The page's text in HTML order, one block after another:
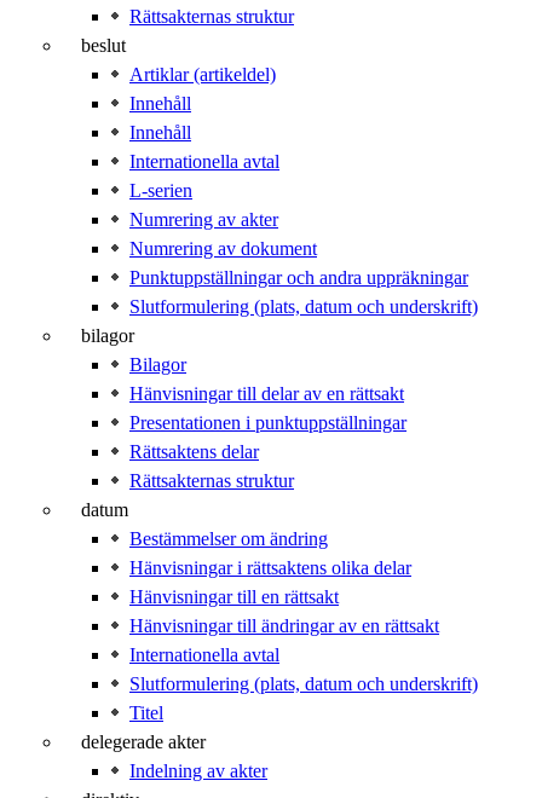
Rättsakternas struktur
beslut
Artiklar (artikeldel)
Innehåll
Innehåll
Internationella avtal
L-serien
Numrering av akter
Numrering av dokument
Punktuppställningar och andra uppräkningar
Slutformulering (plats, datum och underskrift)
bilagor
Bilagor
Hänvisningar till delar av en rättsakt
Presentationen i punktuppställningar
Rättsaktens delar
Rättsakternas struktur
datum
Bestämmelser om ändring
Hänvisningar i rättsaktens olika delar
Hänvisningar till en rättsakt
Hänvisningar till ändringar av en rättsakt
Internationella avtal
Slutformulering (plats, datum och underskrift)
Titel
delegerade akter
Indelning av akter